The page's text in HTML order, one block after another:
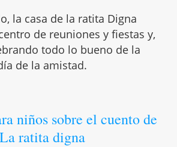
la casa de la ratita Digna
de reuniones y fiestas y,
todo lo bueno de la
de la amistad.
niños sobre el cuento de
La ratita digna